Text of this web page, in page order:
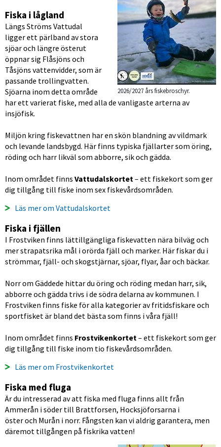
2026/2027 års fiskebroschyr.
Fiska i lågland
Längs Ströms Vattudal
ligger ett pärlband av stora
sjöar och längre österut
öppnar sig Flåsjöns och
Tåsjöns vattenvidder, som är
passande trollingvatten.
Sjöarna inom detta område
har ett varierat fiske, med alla de vanligaste arterna av
insjöfisk.
Miljön kring fiskevattnen har en skön blandning av vildmark
och levande landsbygd. Här finns typiska fjällarter som öring,
röding och harr likväl som abborre, sik och gädda.
Inom området finns Vattudalskortet – ett fiskekort som ger
dig tillgång till fiske inom sex fiskevårdsområden.
Läs mer om Vattudalskortet
Fiska i fjällen
I Frostviken finns lättillgängliga fiskevatten nära bilväg och
mer strapatsrika mål i orörda fjäll och marker. Här fiskar du i
strömmar, fjäll- och skogstjärnar, sjöar, flyar, åar och bäckar.
Norr om Gäddede hittar du öring och röding medan harr, sik,
abborre och gädda trivs i de södra delarna av kommunen. I
Frostviken finns fiske för alla kategorier av fritidsfiskare och
sportfisket är bland det bästa som finns i våra fjäll!
Inom området finns Frostvikenkortet – ett fiskekort som ger
dig tillgång till fiske inom tio fiskevårdsområden.
Läs mer om Frostvikenkortet
Fiska med fluga
Är du intresserad av att fiska med fluga finns allt från
Ammerån i söder till Brattforsen, Hocksjöforsarna i
öster och Murån i norr. Fångsten kan vi aldrig garantera, men
däremot tillgången på fiskrika vatten!